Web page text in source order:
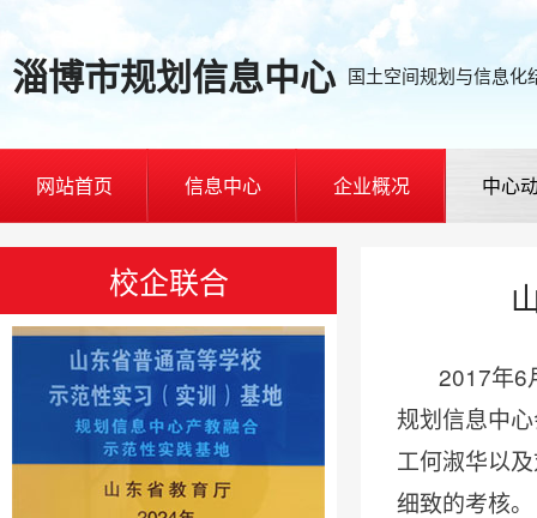
淄博市规划信息中心 国土空间规划与信息化
网站首页 信息中心 企业概况 中心
校企联合
2017年6
规划信息中
工何淑华以
细致的考核。